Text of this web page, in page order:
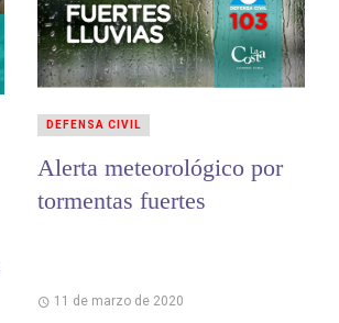
Alerta meteorológico por
tormentas fuertes
11 de marzo de 2020
DEFENSA CIVIL